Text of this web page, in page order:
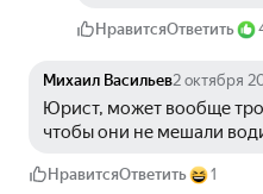
НравитсяОтветить
Михаил Васильев2 октября
Юрист, может вообще
чтобы они не мешали
НравитсяОтветить 1